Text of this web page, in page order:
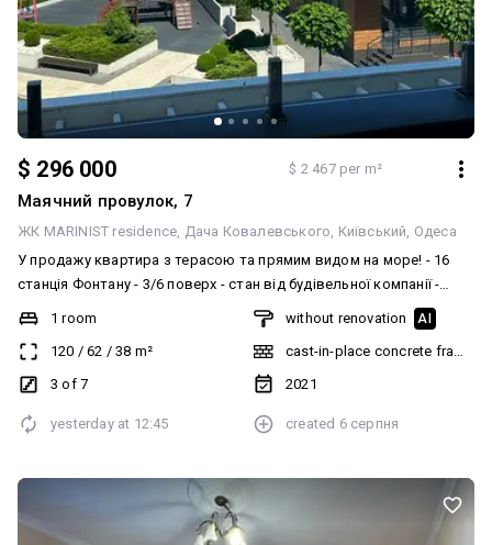
$ 296 000 $ 2 467 per m²
Маячний провулок, 7
ЖК MARINIST residence Дача Ковалевського Київський Одеса
У продажу квартира з терасою та прямим видом на море! - 16
станція Фонтану - 3/6 поверх - стан від будівельної компанії -
Площа 120 кв. м, тераса 28 кв. м Вартість — 296 000 у. о.
1 room
120 /62 /38 m²
3 of 7
without renovation AI
cast-in-place concrete frame
2021
yesterday at 12:45 created 6 серпня